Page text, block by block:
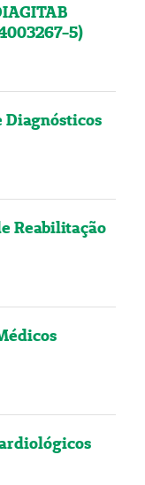
5)
Diagnósticos
Reabilitação